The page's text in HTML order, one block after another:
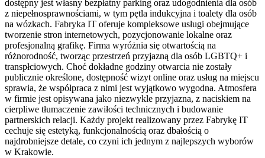
dostępny jest własny bezpłatny parking oraz udogodnienia dla osób
z niepełnosprawnościami, w tym pętla indukcyjna i toalety dla osób
na wózkach. Fabryka IT oferuje kompleksowe usługi obejmujące
tworzenie stron internetowych, pozycjonowanie lokalne oraz
profesjonalną grafikę. Firma wyróżnia się otwartością na
różnorodność, tworząc przestrzeń przyjazną dla osób LGBTQ+ i
transpłciowych. Choć dokładne godziny otwarcia nie zostały
publicznie określone, dostępność wizyt online oraz usług na miejscu
sprawia, że współpraca z nimi jest wyjątkowo wygodna. Atmosfera
w firmie jest opisywana jako niezwykle przyjazna, z naciskiem na
cierpliwe tłumaczenie zawiłości technicznych i budowanie
partnerskich relacji. Każdy projekt realizowany przez Fabrykę IT
cechuje się estetyką, funkcjonalnością oraz dbałością o
najdrobniejsze detale, co czyni ich jednym z najlepszych wyborów
w Krakowie.